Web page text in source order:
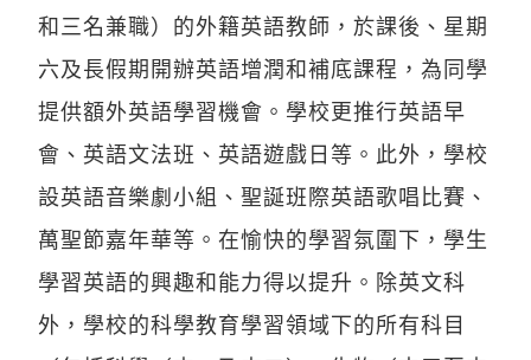
和三名兼職）的外籍英語教師，於課後、星期
六及長假期開辦英語增潤和補底課程，為同學
提供額外英語學習機會。學校更推行英語早
會、英語文法班、英語遊戲日等。此外，學校
設英語音樂劇小組、聖誕班際英語歌唱比賽、
萬聖節嘉年華等。在愉快的學習氛圍下，學生
學習英語的興趣和能力得以提升。除英文科
外，學校的科學教育學習領域下的所有科目